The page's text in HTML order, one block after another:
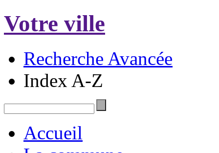
Votre ville
Recherche Avancée
Index A-Z
Accueil